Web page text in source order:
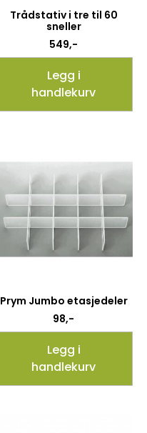
Trådstativ i tre til 60
sneller
549,-
Legg i
handlekurv
Prym Jumbo etasjedeler
98,-
Legg i
handlekurv